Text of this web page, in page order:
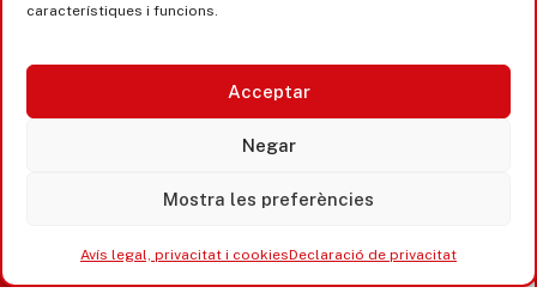
característiques i funcions.
Acceptar
Negar
Mostra les preferències
Avís legal, privacitat i cookiesDeclaració de privacitat